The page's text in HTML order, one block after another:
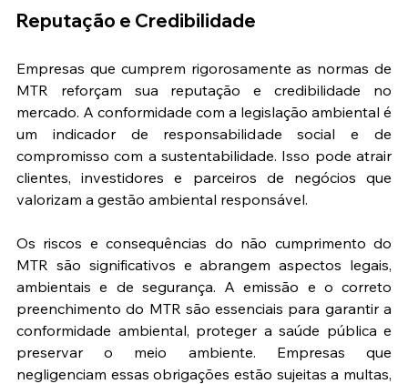
Reputação e Credibilidade
Empresas que cumprem rigorosamente as normas de
MTR reforçam sua reputação e credibilidade no
mercado. A conformidade com a legislação ambiental é
um indicador de responsabilidade social e de
compromisso com a sustentabilidade. Isso pode atrair
clientes, investidores e parceiros de negócios que
valorizam a gestão ambiental responsável​.
Os riscos e consequências do não cumprimento do
MTR são significativos e abrangem aspectos legais,
ambientais e de segurança. A emissão e o correto
preenchimento do MTR são essenciais para garantir a
conformidade ambiental, proteger a saúde pública e
preservar o meio ambiente. Empresas que
negligenciam essas obrigações estão sujeitas a multas,